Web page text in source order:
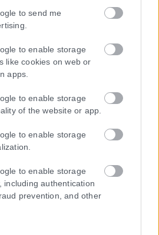
to send me
to enable storage
like cookies on web or
apps.
to enable storage
of the website or app.
to enable storage
to enable storage
including authentication
prevention, and other